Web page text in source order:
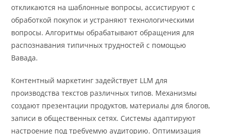
откликаются на шаблонные вопросы, ассистируют с
обработкой покупок и устраняют технологическими
вопросы. Алгоритмы обрабатывают обращения для
распознавания типичных трудностей с помощью
Вавада.
Контентный маркетинг задействует LLM для
производства текстов различных типов. Механизмы
создают презентации продуктов, материалы для блогов,
записи в общественных сетях. Системы адаптируют
настроение под требуемую аудиторию. Оптимизация